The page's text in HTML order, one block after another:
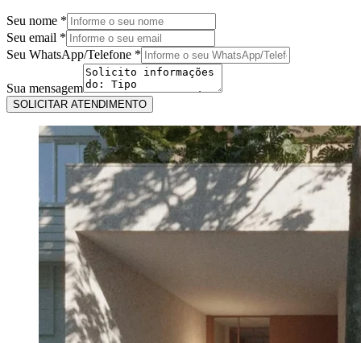
Seu nome *
Seu email *
Seu
email
Seu WhatsApp/Telefone *
Sua mensagem
SOLICITAR ATENDIMENTO